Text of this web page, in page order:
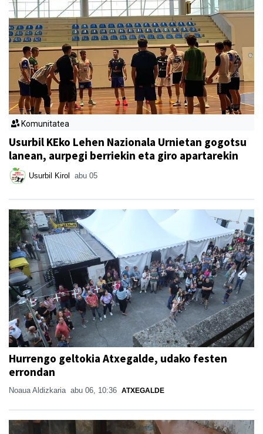
Komunitatea
Usurbil KEko Lehen Nazionala Urnietan gogotsu
lanean, aurpegi berriekin eta giro apartarekin
Usurbil Kirol abu 05
Hurrengo geltokia Atxegalde, udako festen
errondan
Noaua Aldizkaria abu 06, 10:36 ATXEGALDE